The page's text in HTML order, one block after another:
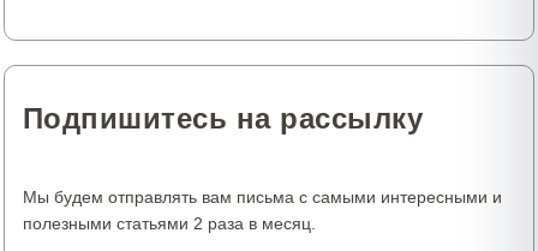
Подпишитесь на рассылку
Мы будем отправлять вам письма с самыми интересными и
полезными статьями 2 раза в месяц.